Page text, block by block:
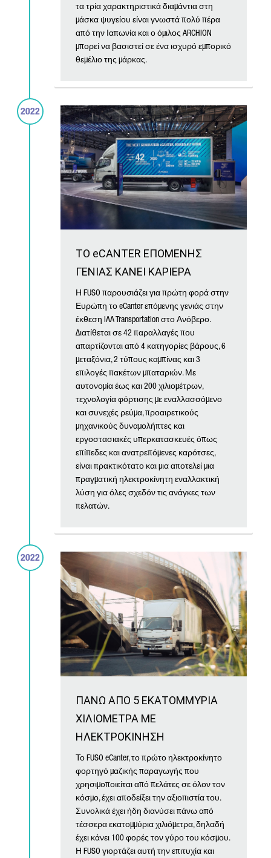
τα τρία χαρακτηριστικά διαμάντια στη
μάσκα ψυγείου είναι γνωστά πολύ πέρα
από την Ιαπωνία και ο όμιλος ARCHION
μπορεί να βασιστεί σε ένα ισχυρό εμπορικό
θεμέλιο της μάρκας.
ΤΟ eCANTER ΕΠΟΜΕΝΗΣ
ΓΕΝΙΑΣ ΚΑΝΕΙ ΚΑΡΙΕΡΑ
Η FUSO παρουσιάζει για πρώτη φορά στην
Ευρώπη το eCanter επόμενης γενιάς στην
έκθεση IAA Transportation στο Ανόβερο.
Διατίθεται σε 42 παραλλαγές που
απαρτίζονται από 4 κατηγορίες βάρους, 6
μεταξόνια, 2 τύπους καμπίνας και 3
επιλογές πακέτων μπαταριών. Με
αυτονομία έως και 200 χιλιομέτρων,
τεχνολογία φόρτισης με εναλλασσόμενο
και συνεχές ρεύμα, προαιρετικούς
μηχανικούς δυναμολήπτες και
εργοστασιακές υπερκατασκευές όπως
επίπεδες και ανατρεπόμενες καρότσες,
είναι πρακτικότατο και μια αποτελεί μια
πραγματική ηλεκτροκίνητη εναλλακτική
λύση για όλες σχεδόν τις ανάγκες των
πελατών.
2022
ΠΑΝΩ ΑΠΟ 5 ΕΚΑΤΟΜΜΥΡΙΑ
ΧΙΛΙΟΜΕΤΡΑ ΜΕ
ΗΛΕΚΤΡΟΚΙΝΗΣΗ
Το FUSO eCanter, το πρώτο ηλεκτροκίνητο
φορτηγό μαζικής παραγωγής που
χρησιμοποιείται από πελάτες σε όλον τον
κόσμο, έχει αποδείξει την αξιοπιστία του.
Συνολικά έχει ήδη διανύσει πάνω από
τέσσερα εκατομμύρια χιλιόμετρα, δηλαδή
έχει κάνει 100 φορές τον γύρο του κόσμου.
Η FUSO γιορτάζει αυτή την επιτυχία και
2022